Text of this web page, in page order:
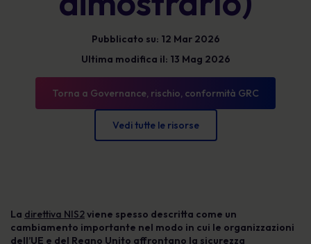
Pubblicato su: 12 Mar 2026
Ultima modifica il: 13 Mag 2026
Torna a Governance, rischio, conformità GRC
Vedi tutte le risorse
La direttiva NIS2viene spesso descritta come un
cambiamento importante nel modo in cui le organizzazioni
dell’UE e del Regno Unito affrontano la sicurezza